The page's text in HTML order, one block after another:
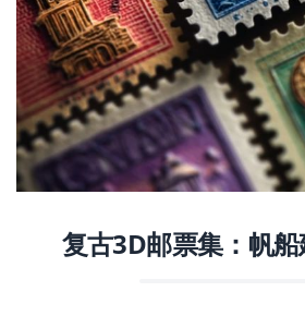
复古3D邮票集：帆